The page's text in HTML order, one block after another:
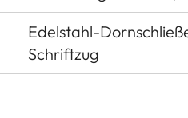
Edelstahl-
Schriftzug